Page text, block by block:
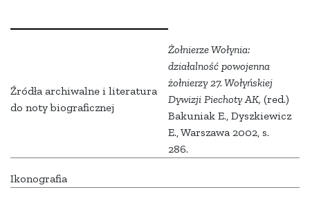
Źródła archiwalne i literatura
do noty biograficznej
Żołnierze Wołynia:
działalność powojenna
żołnierzy 27. Wołyńskiej
Dywizji Piechoty AK, (red.)
Bakuniak E., Dyszkiewicz
E., Warszawa 2002, s.
286.
Ikonografia